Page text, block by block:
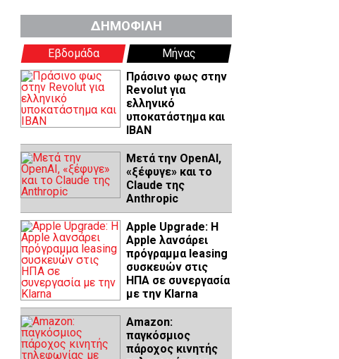
ΔΗΜΟΦΙΛΗ
Εβδομάδα
Μήνας
Πράσινο φως στην
Revolut για
ελληνικό
υποκατάστημα και
IBAN
Μετά την OpenAI,
«ξέφυγε» και το
Claude της
Anthropic
Apple Upgrade: Η
Apple λανσάρει
πρόγραμμα leasing
συσκευών στις
ΗΠΑ σε συνεργασία
με την Klarna
Amazon:
παγκόσμιος
πάροχος κινητής